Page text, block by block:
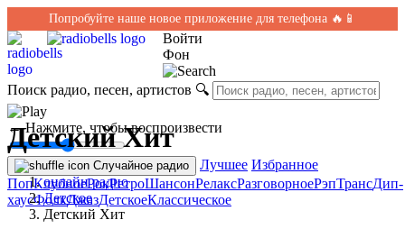
Попробуйте наше новое приложение для телефона 🔥📱
Войти
Фон
Поиск радио, песен, артистов 🔍
← Нажмите, чтобы воспроизвести
Случайное радио Лучшее Избранное
ПопКлубноеРокРетроШансонРелаксРазговорноеРэпТрансДип-
хаусФолкДжазДетскоеКлассическое
Детский Хит
онлайн радио
Детское
Детский Хит